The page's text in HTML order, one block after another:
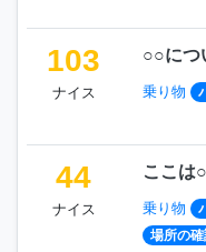
103
ナイス
○○につ
乗り物
44
ナイス
ここは
乗り物
場所の